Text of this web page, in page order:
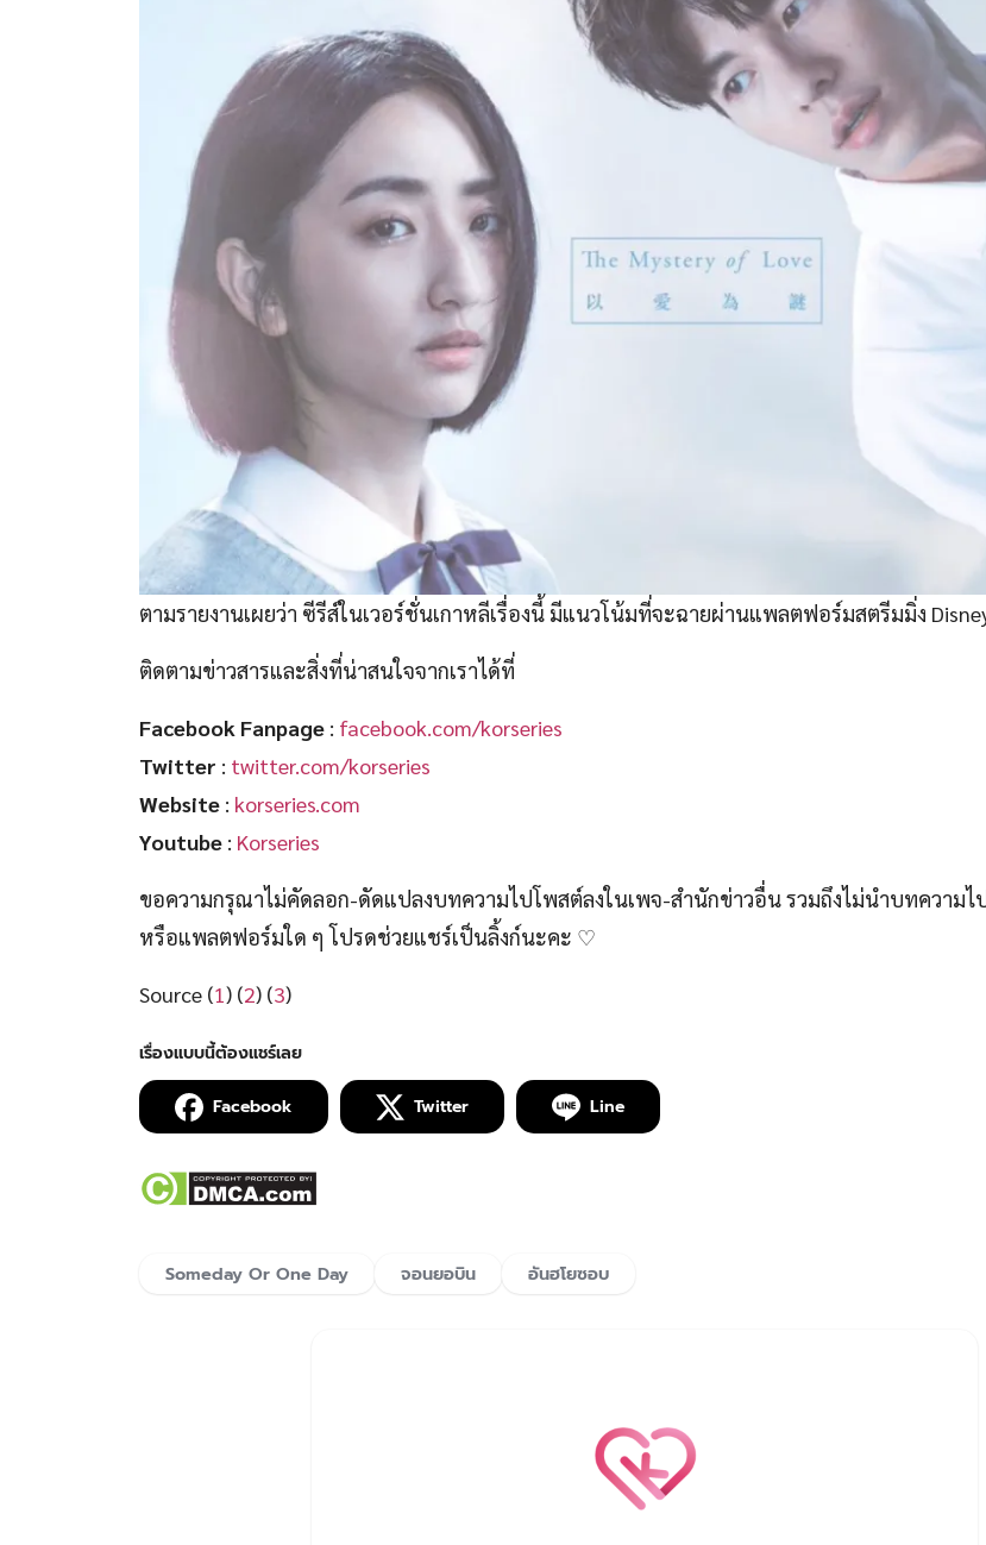
ตามรายงานเผยว่า ซีรีส์ในเวอร์ชั่นเกาหลีเรื่องนี้ มีแนวโน้มที่จะฉายผ่านแพลตฟอร์มสตรีมมิ่ง
ติดตามข่าวสารและสิ่งที่น่าสนใจจากเราได้ที่
Facebook Fanpage : facebook.com/korseries
Twitter : twitter.com/korseries
Website : korseries.com
Youtube : Korseries
ขอความกรุณาไม่คัดลอก-ดัดแปลงบทความไปโพสต์ลงในเพจ-สำนักข่าวอื่น รวมถึงไม่นำบทความไ
หรือแพลตฟอร์มใด ๆ โปรดช่วยแชร์เป็นลิ้งก์นะคะ ♡
Source (1) (2) (3)
Facebook Twitter Line
Someday Or One Day จอนยอบิน อันฮโยซอบ